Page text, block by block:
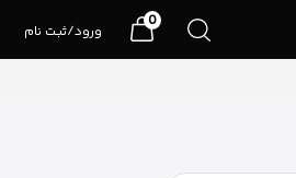
ورود/ثبت نام
0